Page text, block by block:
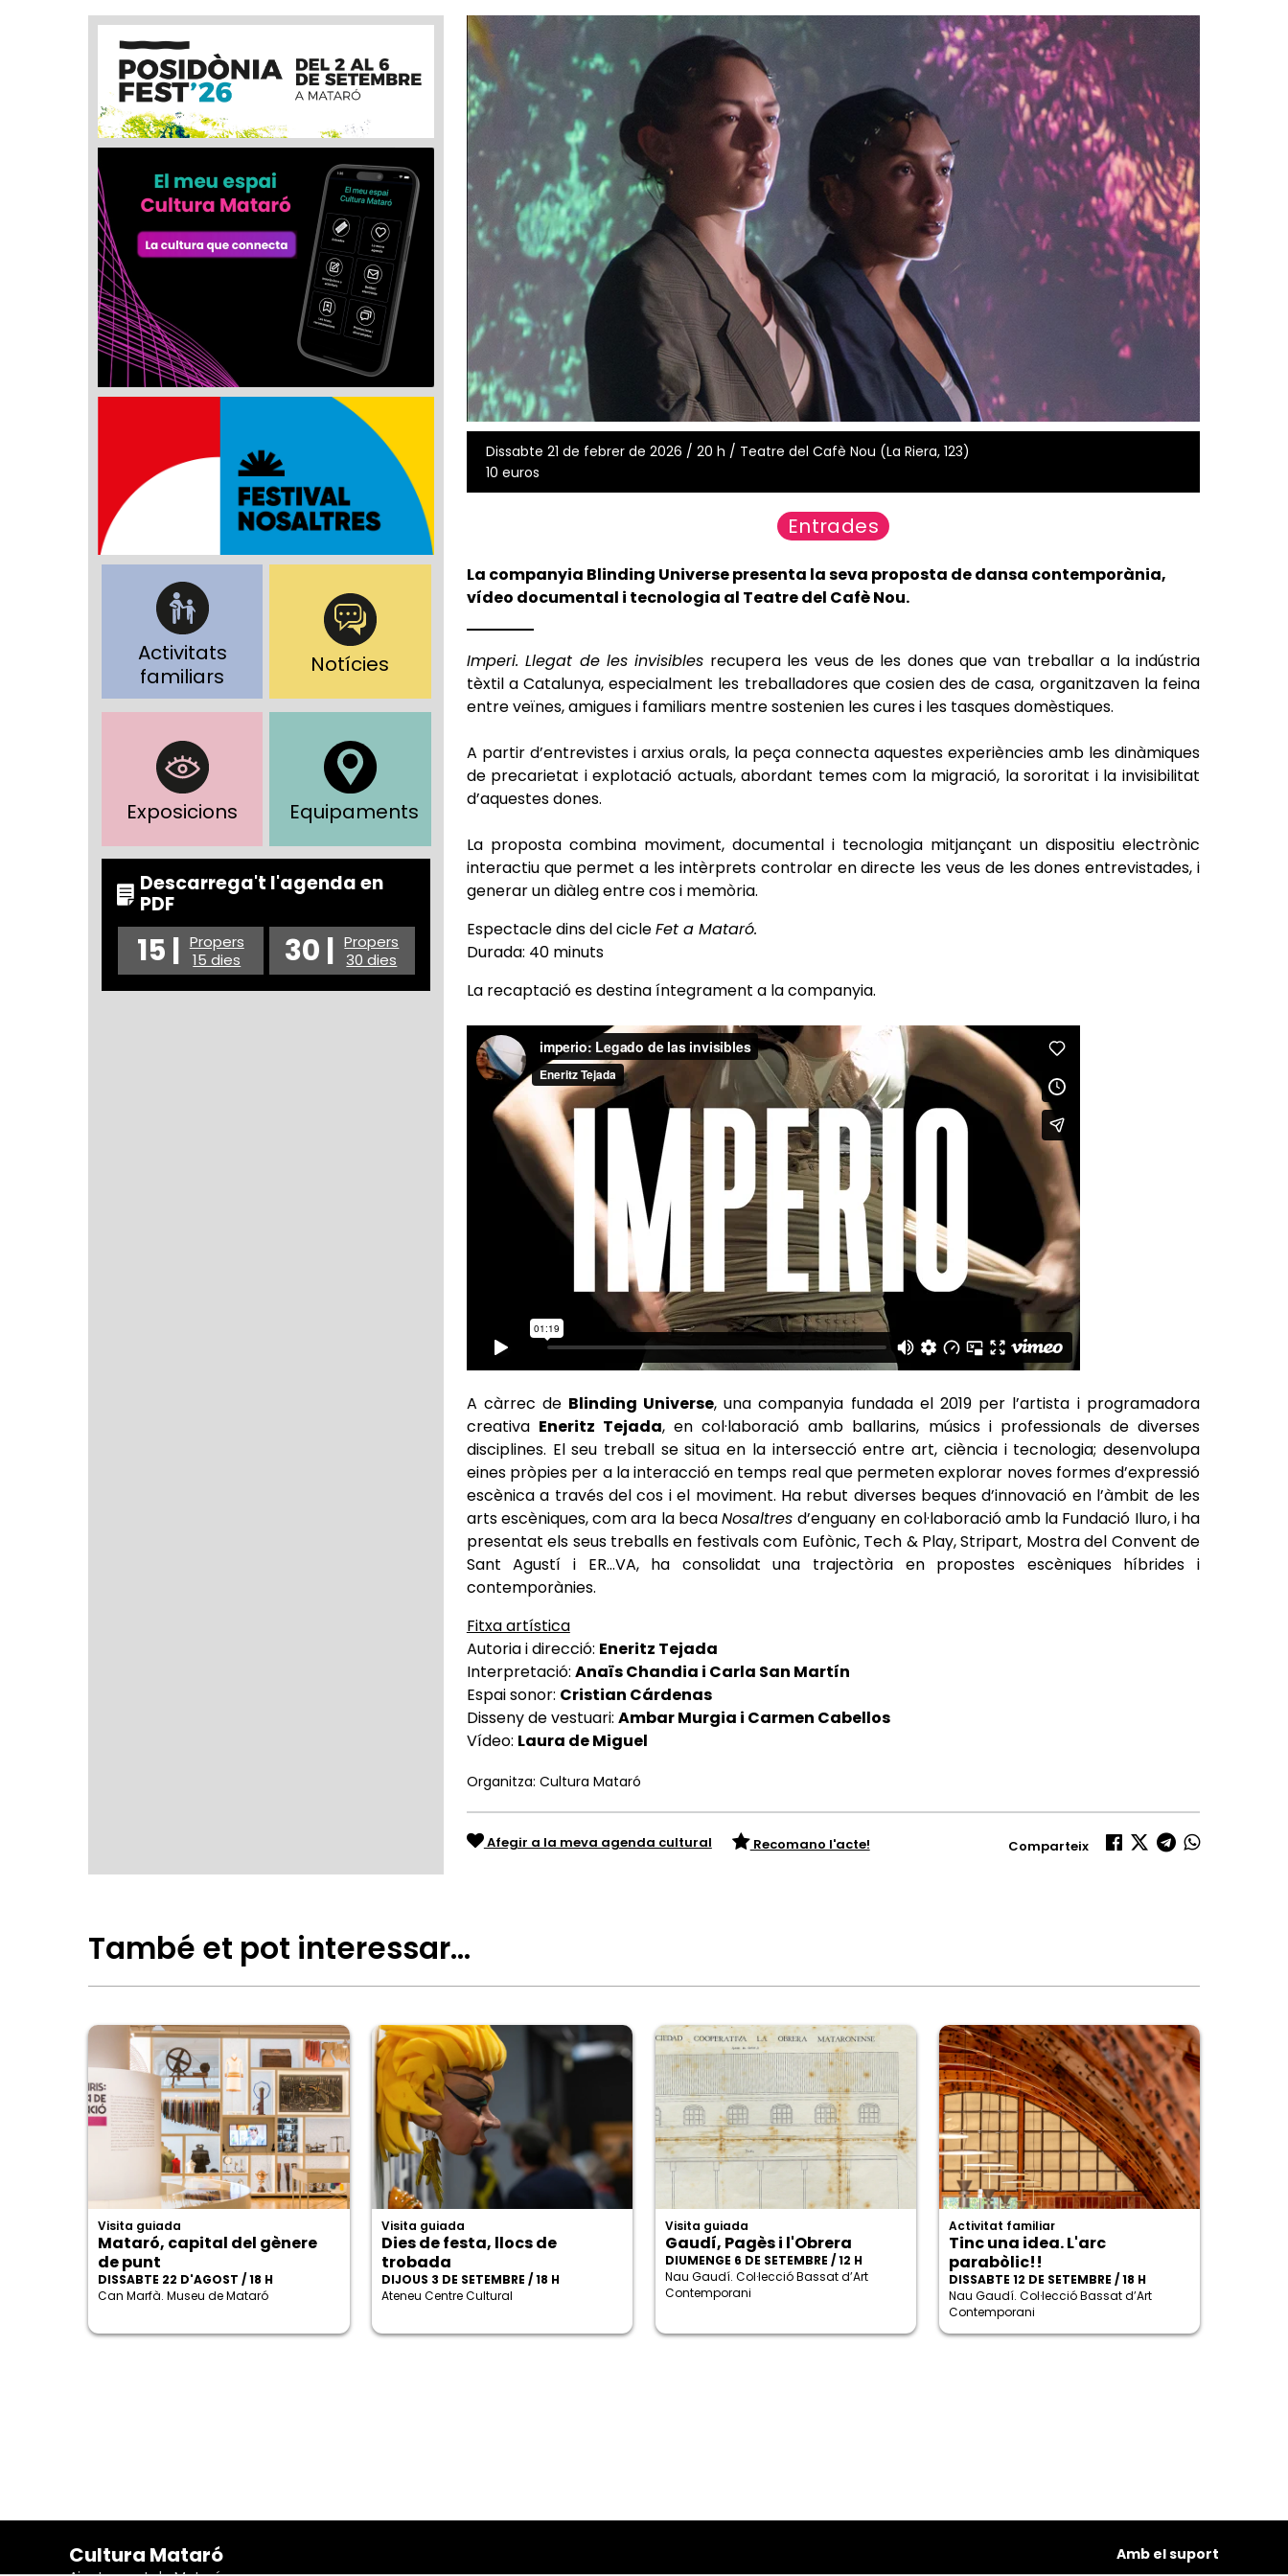
Activitats
familiars
Notícies
Exposicions Equipaments
Descarrega't l'agenda en
PDF
15 | Propers
15 dies
30 | Propers
30 dies
Dissabte 21 de febrer de 2026 / 20 h / Teatre del Cafè Nou (La Riera, 123)
10 euros
Entrades
La companyia Blinding Universepresenta la seva proposta de dansa contemporània,
vídeo documental i tecnologia al Teatre del Cafè Nou.
Imperi. Llegat de les invisibles recupera les veus de les dones que van treballar a la indústria
tèxtil a Catalunya, especialment les treballadores que cosien des de casa, organitzaven la feina
entre veïnes, amigues i familiars mentre sostenien les cures i les tasques domèstiques.
A partir d’entrevistes i arxius orals, la peça connecta aquestes experiències amb les dinàmiques
de precarietat i explotació actuals, abordant temes com la migració, la sororitat i la invisibilitat
d’aquestes dones.
La proposta combina moviment, documental i tecnologia mitjançant un dispositiu electrònic
interactiu que permet a les intèrprets controlar en directe les veus de les dones entrevistades, i
generar un diàleg entre cos i memòria.
Espectacle dins del cicleFet a Mataró.
Durada: 40 minuts
La recaptació es destina íntegrament a la companyia.
A càrrec de Blinding Universe, una companyia fundada el 2019 per l’artista i programadora
creativa Eneritz Tejada, en col·laboració amb ballarins, músics i professionals de diverses
disciplines. El seu treball se situa en la intersecció entre art, ciència i tecnologia; desenvolupa
eines pròpies per a la interacció en temps real que permeten explorar noves formes d’expressió
escènica a través del cos i el moviment. Ha rebut diverses beques d’innovació en l’àmbit de les
arts escèniques, com ara la becaNosaltresd’enguany en col·laboració amb la Fundació Iluro, i ha
presentat els seus treballs en festivals com Eufònic, Tech & Play, Stripart, Mostra del Convent de
Sant Agustí i ER…VA, ha consolidat una trajectòria en propostes escèniques híbrides i
contemporànies.
Fitxa artística
Autoria i direcció: Eneritz Tejada
Interpretació: Anaïs Chandia i Carla San Martín
Espai sonor: Cristian Cárdenas
Disseny de vestuari: Ambar Murgia i Carmen Cabellos
Vídeo: Laura de Miguel
Organitza: Cultura Mataró
Afegir a la meva agenda cultural Recomano l'acte! Comparteix
També et pot interessar…
Visita guiada
Mataró, capital del gènere
de punt
DISSABTE 22 D'AGOST / 18 H
Can Marfà. Museu de Mataró
Visita guiada
Dies de festa, llocs de
trobada
DIJOUS 3 DE SETEMBRE / 18 H
Ateneu Centre Cultural
Visita guiada
Gaudí, Pagès i l'Obrera
DIUMENGE 6 DE SETEMBRE / 12 H
Nau Gaudí. Col·lecció Bassat d’Art
Contemporani
Activitat familiar
Tinc una idea. L'arc
parabòlic!!
DISSABTE 12 DE SETEMBRE / 18 H
Nau Gaudí. Col·lecció Bassat d’Art
Contemporani
Cultura Mataró Amb el suport